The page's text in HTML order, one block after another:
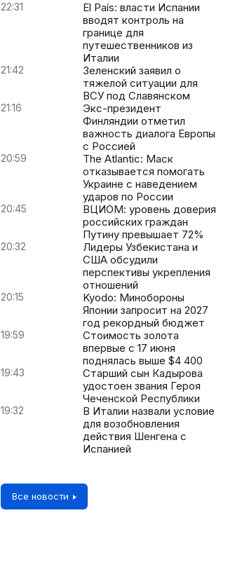
22:31
El País: власти Испании
вводят контроль на
границе для
путешественников из
Италии
21:42
Зеленский заявил о
тяжелой ситуации для
ВСУ под Славянском
21:16
Экс-президент
Финляндии отметил
важность диалога Европы
с Россией
20:59
The Atlantic: Маск
отказывается помогать
Украине с наведением
ударов по России
20:45
ВЦИОМ: уровень доверия
российских граждан
Путину превышает 72%
20:32
Лидеры Узбекистана и
США обсудили
перспективы укрепления
отношений
20:15
Kyodo: Минобороны
Японии запросит на 2027
год рекордный бюджет
19:59
Стоимость золота
впервые с 17 июня
поднялась выше $4 400
19:43
Старший сын Кадырова
удостоен звания Героя
Чеченской Республики
19:32
В Италии назвали условие
для возобновления
действия Шенгена с
Испанией
Все новости